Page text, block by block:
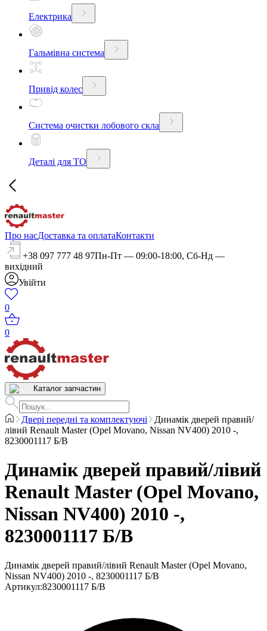
Електрика
Гальмівна система
Привід колес
Система очистки лобового скла
Деталі для ТО
Про насДоставка та оплатаКонтакти
+38 097 777 48 97Пн-Пт — 09:00-18:00, Сб-Нд —
вихідний
Увійти
0
0
Каталог запчастин
Двері передні та комплектуючі
Динамік дверей правий/
лівий Renault Master (Opel Movano, Nissan NV400) 2010 -,
8230001117 Б/В
Динамік дверей правий/лівий
Renault Master (Opel Movano,
Nissan NV400) 2010 -,
8230001117 Б/В
Динамік дверей правий/лівий Renault Master (Opel Movano,
Nissan NV400) 2010 -, 8230001117 Б/В
Артикул:8230001117 Б/В